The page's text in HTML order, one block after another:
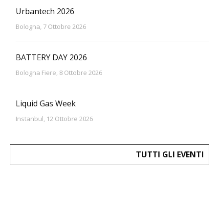
Urbantech 2026
Bologna, 7 Ottobre 2026
BATTERY DAY 2026
Bologna Fiere, 8 Ottobre 2026
Liquid Gas Week
Instanbul, 12 Ottobre 2026
TUTTI GLI EVENTI